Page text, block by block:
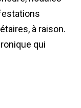
à raison.
qui